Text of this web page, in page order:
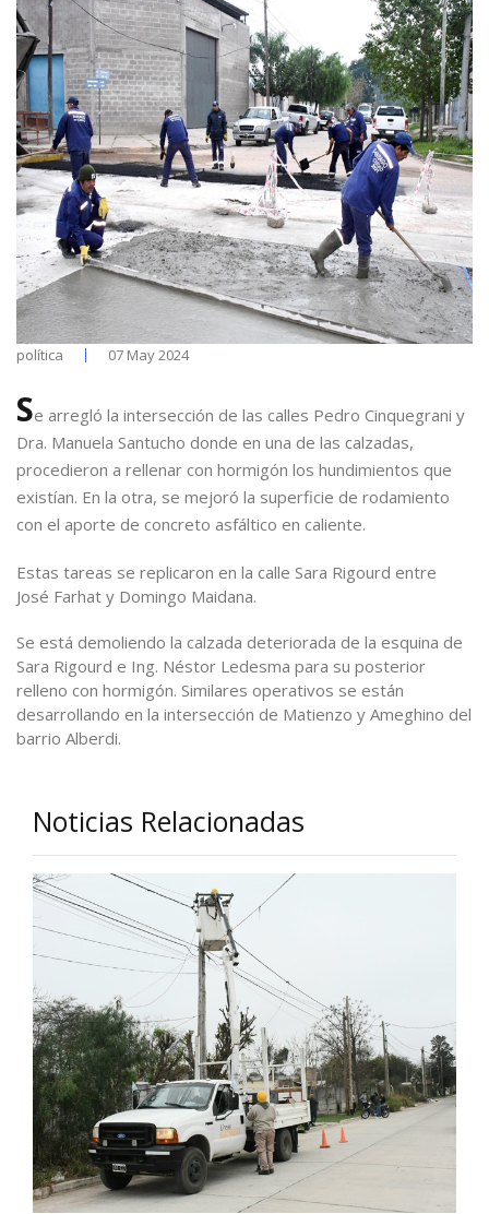
política 07 May 2024
Se arregló la intersección de las calles Pedro Cinquegrani y
Dra. Manuela Santucho donde en una de las calzadas,
procedieron a rellenar con hormigón los hundimientos que
existían. En la otra, se mejoró la superficie de rodamiento
con el aporte de concreto asfáltico en caliente.
Estas tareas se replicaron en la calle Sara Rigourd entre
José Farhat y Domingo Maidana.
Se está demoliendo la calzada deteriorada de la esquina de
Sara Rigourd e Ing. Néstor Ledesma para su posterior
relleno con hormigón. Similares operativos se están
desarrollando en la intersección de Matienzo y Ameghino del
barrio Alberdi.
Noticias Relacionadas